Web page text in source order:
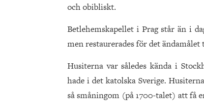
och obibliskt.
Betlehemskapellet i Prag står än i
men restaurerades för det
Husiterna var således kända i
hade i det katolska Sverige.
så småningom (på 1700-talet) att få